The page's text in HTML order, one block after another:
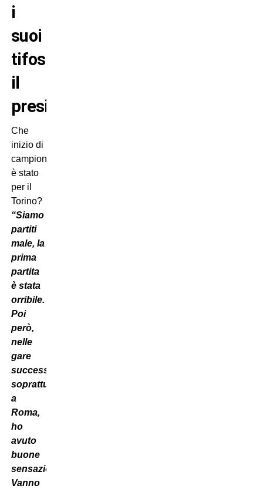
i
suoi
tifosi,
il
presidente
Che
inizio di
campionato
è stato
per il
Torino?
“Siamo
partiti
male, la
prima
partita
è stata
orribile.
Poi
però,
nelle
gare
successive,
soprattutto
a
Roma,
ho
avuto
buone
sensazioni.
Vanno